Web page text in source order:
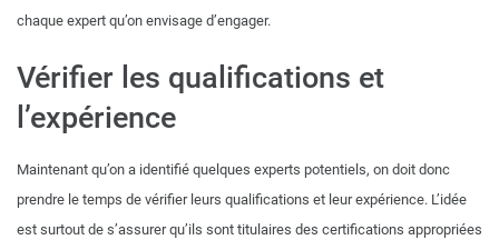
chaque expert qu’on envisage d’engager.
Vérifier les qualifications et
l’expérience
Maintenant qu’on a identifié quelques experts potentiels, on doit donc
prendre le temps de vérifier leurs qualifications et leur expérience. L’idée
est surtout de s’assurer qu’ils sont titulaires des certifications appropriées